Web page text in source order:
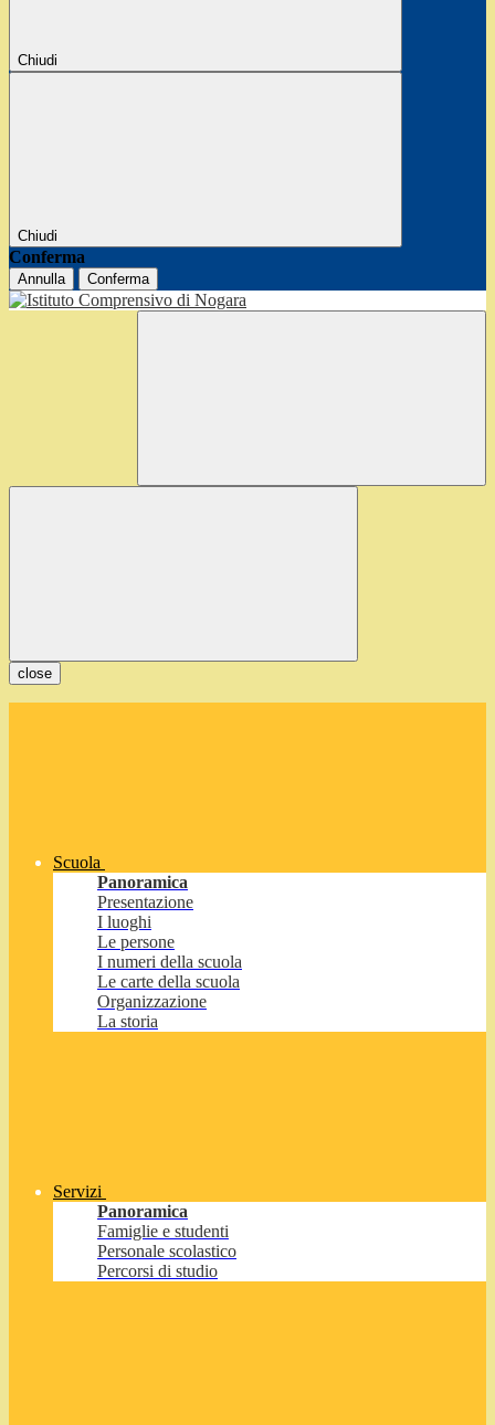
Chiudi
Chiudi
Conferma
Annulla Conferma
close
Scuola
Panoramica
Presentazione
I luoghi
Le persone
I numeri della scuola
Le carte della scuola
Organizzazione
La storia
Servizi
Panoramica
Famiglie e studenti
Personale scolastico
Percorsi di studio